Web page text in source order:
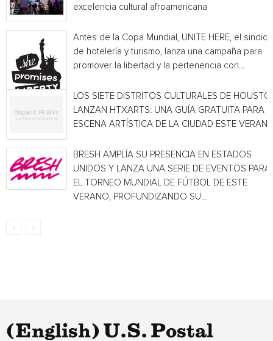
excelencia cultural afroamericana
Antes de la Copa Mundial, UNITE HERE, el
de hotelería y turismo, lanza una campaña para
promover la libertad y la pertenencia con...
LOS SIETE DISTRITOS CULTURALES DE
LANZAN HTXARTS: UNA GUÍA GRATUITA PARA
ESCENA ARTÍSTICA DE LA CIUDAD ESTE
BRESH AMPLÍA SU PRESENCIA EN ESTADOS
UNIDOS Y LANZA UNA SERIE DE EVENTOS PARA
EL TORNEO MUNDIAL DE FÚTBOL DE ESTE
VERANO, PROFUNDIZANDO SU...
(English) U.S. Postal